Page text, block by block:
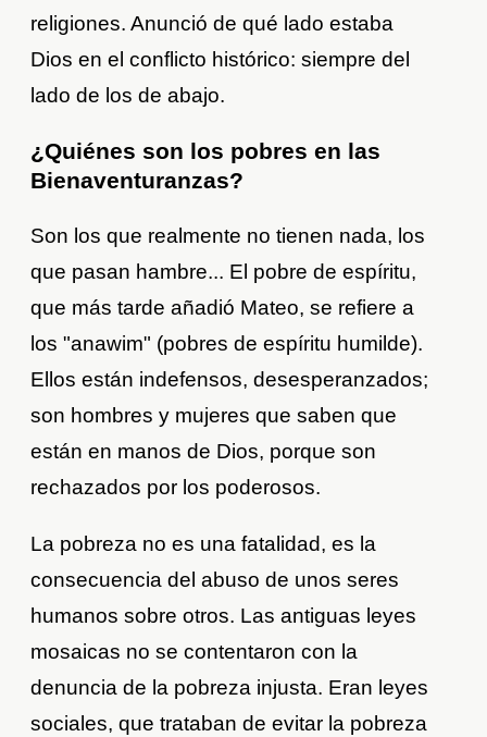
religiones. Anunció de qué lado estaba
Dios en el conflicto histórico: siempre del
lado de los de abajo.
¿Quiénes son los pobres en las
Bienaventuranzas?
Son los que realmente no tienen nada, los
que pasan hambre... El pobre de espíritu,
que más tarde añadió Mateo, se refiere a
los "anawim" (pobres de espíritu humilde).
Ellos están indefensos, desesperanzados;
son hombres y mujeres que saben que
están en manos de Dios, porque son
rechazados por los poderosos.
La pobreza no es una fatalidad, es la
consecuencia del abuso de unos seres
humanos sobre otros. Las antiguas leyes
mosaicas no se contentaron con la
denuncia de la pobreza injusta. Eran leyes
sociales, que trataban de evitar la pobreza